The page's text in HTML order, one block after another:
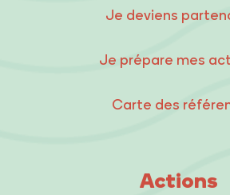
Je deviens
Je prépare mes
Carte des
Actions